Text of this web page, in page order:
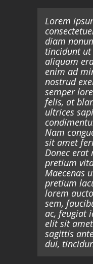
Lorem
diam
tincidunt
aliquam
enim ad
nostrud
semper
felis, at
ultrices
Nam
sit amet
Donec erat
pretium
Maecenas
pretium
lorem
sem,
ac, feugiat
elit sit
sagittis
dui,